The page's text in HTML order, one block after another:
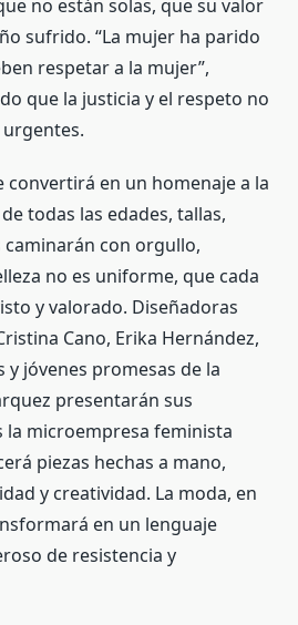
no están solas, que su valor
sufrido. “La mujer ha parido
respetar a la mujer”,
que la justicia y el respeto no
convertirá en un homenaje a la
todas las edades, tallas,
caminarán con orgullo,
no es uniforme, que cada
y valorado. Diseñadoras
Cano, Erika Hernández,
jóvenes promesas de la
presentarán sus
la microempresa feminista
piezas hechas a mano,
y creatividad. La moda, en
en un lenguaje
de resistencia y